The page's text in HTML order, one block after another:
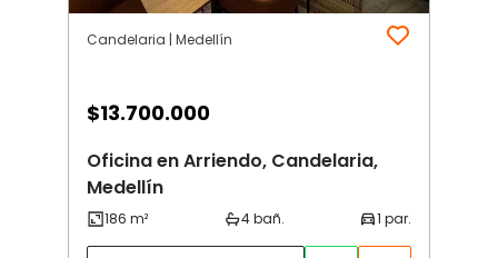
Candelaria | Medellín
$13.700.000
Oficina en Arriendo, Candelaria,
Medellín